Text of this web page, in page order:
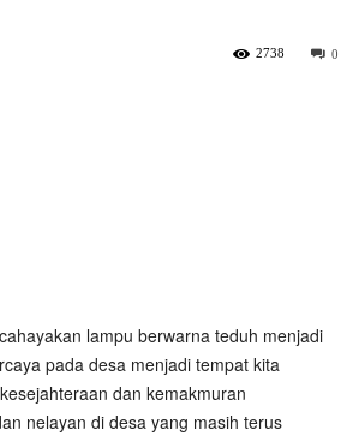
0
2738
lampu berwarna teduh menjadi
pada desa menjadi tempat kita
dan kemakmuran
nelayan di desa yang masih terus